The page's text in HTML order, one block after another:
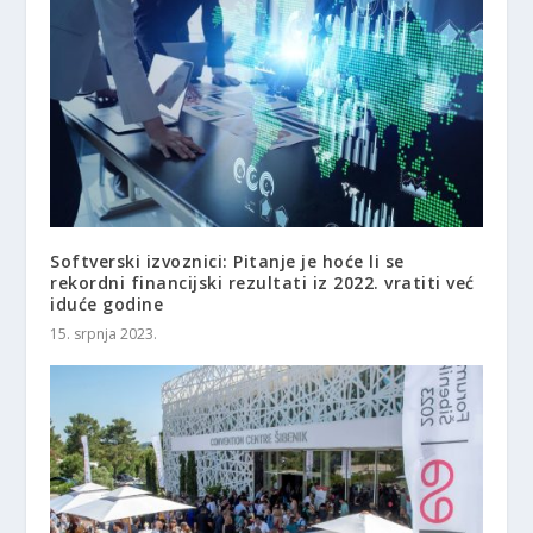
Softverski izvoznici: Pitanje je hoće li se
rekordni financijski rezultati iz 2022. vratiti već
iduće godine
15. srpnja 2023.